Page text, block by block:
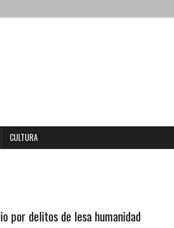
CULTURA
por delitos de lesa humanidad